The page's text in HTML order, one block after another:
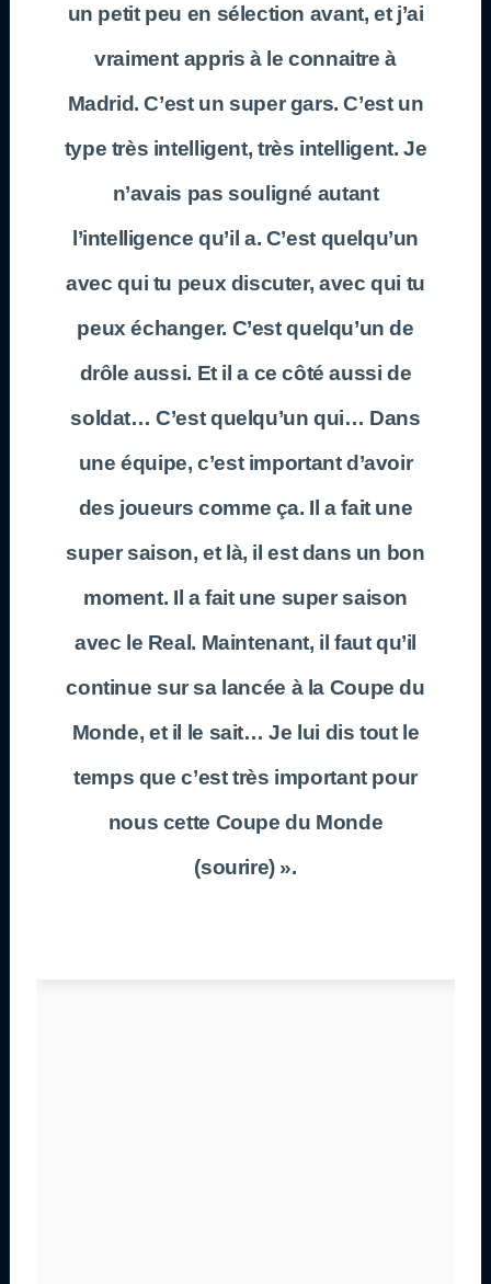
un petit peu en sélection avant, et j’ai
vraiment appris à le connaitre à
Madrid. C’est un super gars. C’est un
type très intelligent, très intelligent. Je
n’avais pas souligné autant
l’intelligence qu’il a. C’est quelqu’un
avec qui tu peux discuter, avec qui tu
peux échanger. C’est quelqu’un de
drôle aussi. Et il a ce côté aussi de
soldat… C’est quelqu’un qui… Dans
une équipe, c’est important d’avoir
des joueurs comme ça. Il a fait une
super saison, et là, il est dans un bon
moment. Il a fait une super saison
avec le Real. Maintenant, il faut qu’il
continue sur sa lancée à la Coupe du
Monde, et il le sait… Je lui dis tout le
temps que c’est très important pour
nous cette Coupe du Monde
(sourire) ».